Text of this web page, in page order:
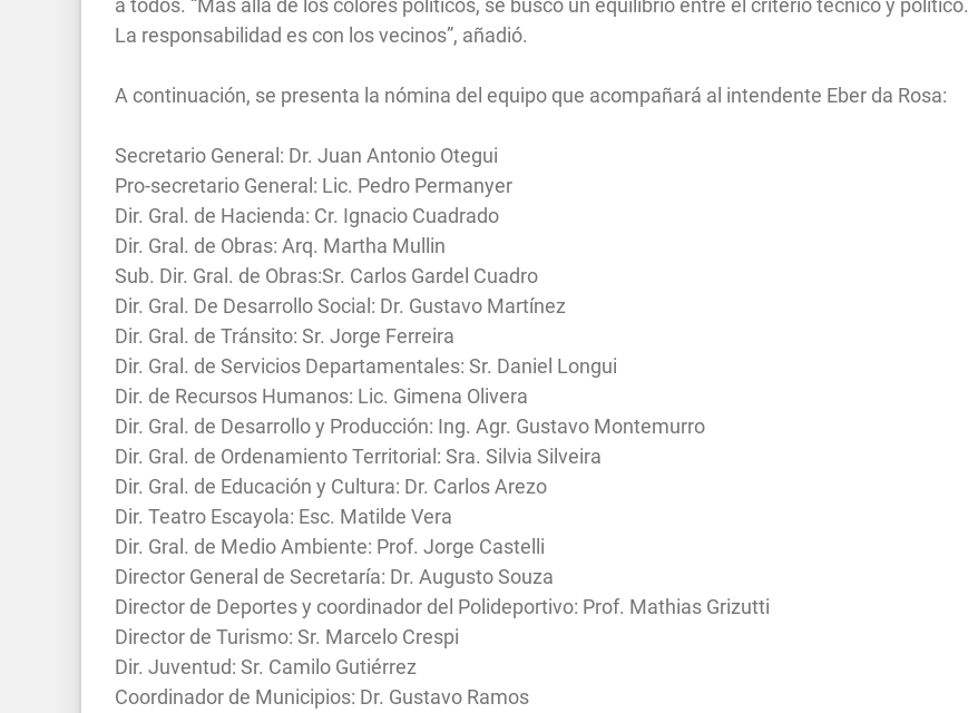
La responsabilidad es con los vecinos”, añadió.
A continuación, se presenta la nómina del equipo que acompañará al intendente Eber da Rosa:
Secretario General: Dr. Juan Antonio Otegui
Pro-secretario General: Lic. Pedro Permanyer
Dir. Gral. de Hacienda: Cr. Ignacio Cuadrado
Dir. Gral. de Obras: Arq. Martha Mullin
Sub. Dir. Gral. de Obras:Sr. Carlos Gardel Cuadro
Dir. Gral. De Desarrollo Social: Dr. Gustavo Martínez
Dir. Gral. de Tránsito: Sr. Jorge Ferreira
Dir. Gral. de Servicios Departamentales: Sr. Daniel Longui
Dir. de Recursos Humanos: Lic. Gimena Olivera
Dir. Gral. de Desarrollo y Producción: Ing. Agr. Gustavo Montemurro
Dir. Gral. de Ordenamiento Territorial: Sra. Silvia Silveira
Dir. Gral. de Educación y Cultura: Dr. Carlos Arezo
Dir. Teatro Escayola: Esc. Matilde Vera
Dir. Gral. de Medio Ambiente: Prof. Jorge Castelli
Director General de Secretaría: Dr. Augusto Souza
Director de Deportes y coordinador del Polideportivo: Prof. Mathias Grizutti
Director de Turismo: Sr. Marcelo Crespi
Dir. Juventud: Sr. Camilo Gutiérrez
Coordinador de Municipios: Dr. Gustavo Ramos